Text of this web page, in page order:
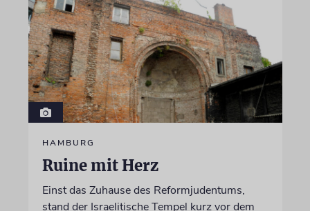
HAMBURG
Ruine mit Herz
Einst das Zuhause des Reformjudentums,
stand der Israelitische Tempel kurz vor dem